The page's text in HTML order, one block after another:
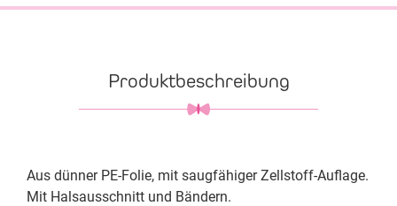
Produktbeschreibung
Aus dünner PE-Folie, mit saugfähiger Zellstoff-Auflage.
Mit Halsausschnitt und Bändern.